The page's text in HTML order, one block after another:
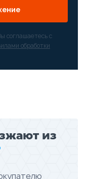
соглашаетесь с
обработки
из